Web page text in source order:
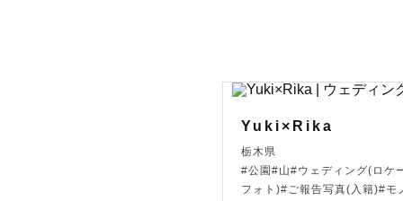
Yuki×Rika
栃木県
#公園#山#ウェディング(ロケ
フォト)#ご報告写真(入籍)#モ